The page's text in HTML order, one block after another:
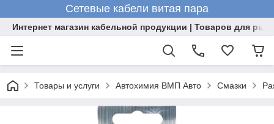
Сетевые кабели витая пара
Интернет магазин кабельной продукции | Товаров для
Товары и услуги Автохимия ВМП Авто Смазки